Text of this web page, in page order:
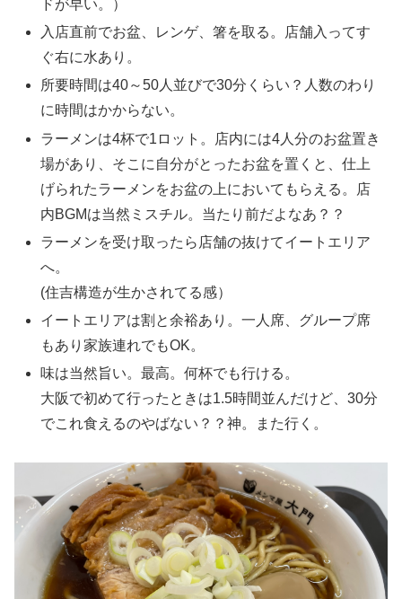
ドが早い。）
入店直前でお盆、レンゲ、箸を取る。店舗入ってす
ぐ右に水あり。
所要時間は40～50人並びで30分くらい？人数のわり
に時間はかからない。
ラーメンは4杯で1ロット。店内には4人分のお盆置き
場があり、そこに自分がとったお盆を置くと、仕上
げられたラーメンをお盆の上においてもらえる。店
内BGMは当然ミスチル。当たり前だよなあ？？
ラーメンを受け取ったら店舗の抜けてイートエリア
へ。
(住吉構造が生かされてる感）
イートエリアは割と余裕あり。一人席、グループ席
もあり家族連れでもOK。
味は当然旨い。最高。何杯でも行ける。
大阪で初めて行ったときは1.5時間並んだけど、30分
でこれ食えるのやばない？？神。また行く。